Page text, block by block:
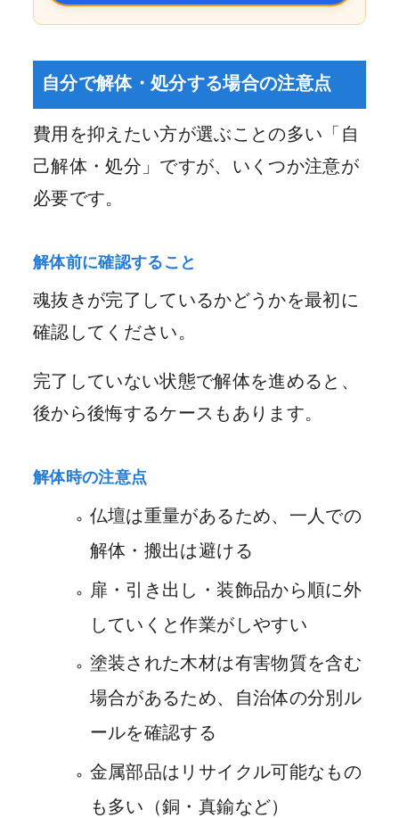
自分で解体・処分する場合の注意点
費用を抑えたい方が選ぶことの多い「自
己解体・処分」ですが、いくつか注意が
必要です。
解体前に確認すること
魂抜きが完了しているかどうかを最初に
確認してください。
完了していない状態で解体を進めると、
後から後悔するケースもあります。
解体時の注意点
仏壇は重量があるため、一人での
解体・搬出は避ける
扉・引き出し・装飾品から順に外
していくと作業がしやすい
塗装された木材は有害物質を含む
場合があるため、自治体の分別ル
ールを確認する
金属部品はリサイクル可能なもの
も多い（銅・真鍮など）